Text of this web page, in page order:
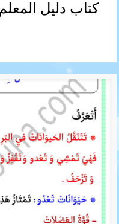
كتاب دليل